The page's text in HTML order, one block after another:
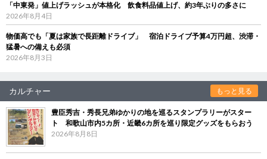
「中東発」値上げラッシュが本格化 飲食料品値上げ、約3年ぶりの多さに
2026年8月4日
物価高でも「夏は家族で長距離ドライブ」 宿泊ドライブ予算4万円超、渋滞・
猛暑への備えも必須
2026年8月3日
カルチャー もっと見る
豊臣秀吉・秀長兄弟ゆかりの地を巡るスタンプラリーがスター
ト 和歌山市内5カ所・近畿6カ所を巡り限定グッズをもらおう
2026年8月8日